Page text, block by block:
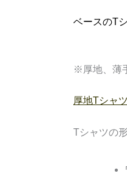
ベースのT
※厚地、薄
厚地Tシャ
Tシャツの